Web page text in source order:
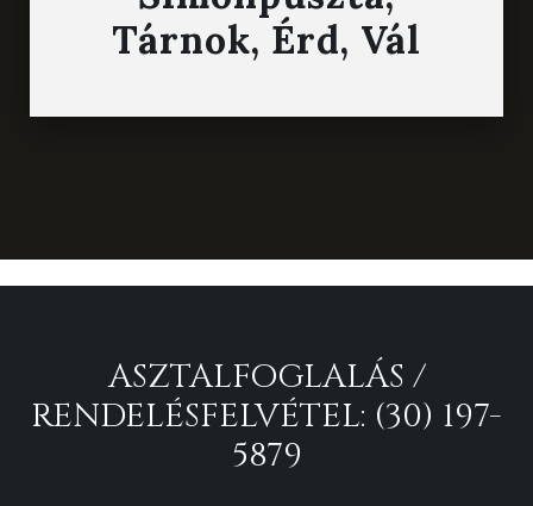
Tárnok, Érd, Vál
ASZTALFOGLALÁS /
RENDELÉSFELVÉTEL: (30) 197-
5879